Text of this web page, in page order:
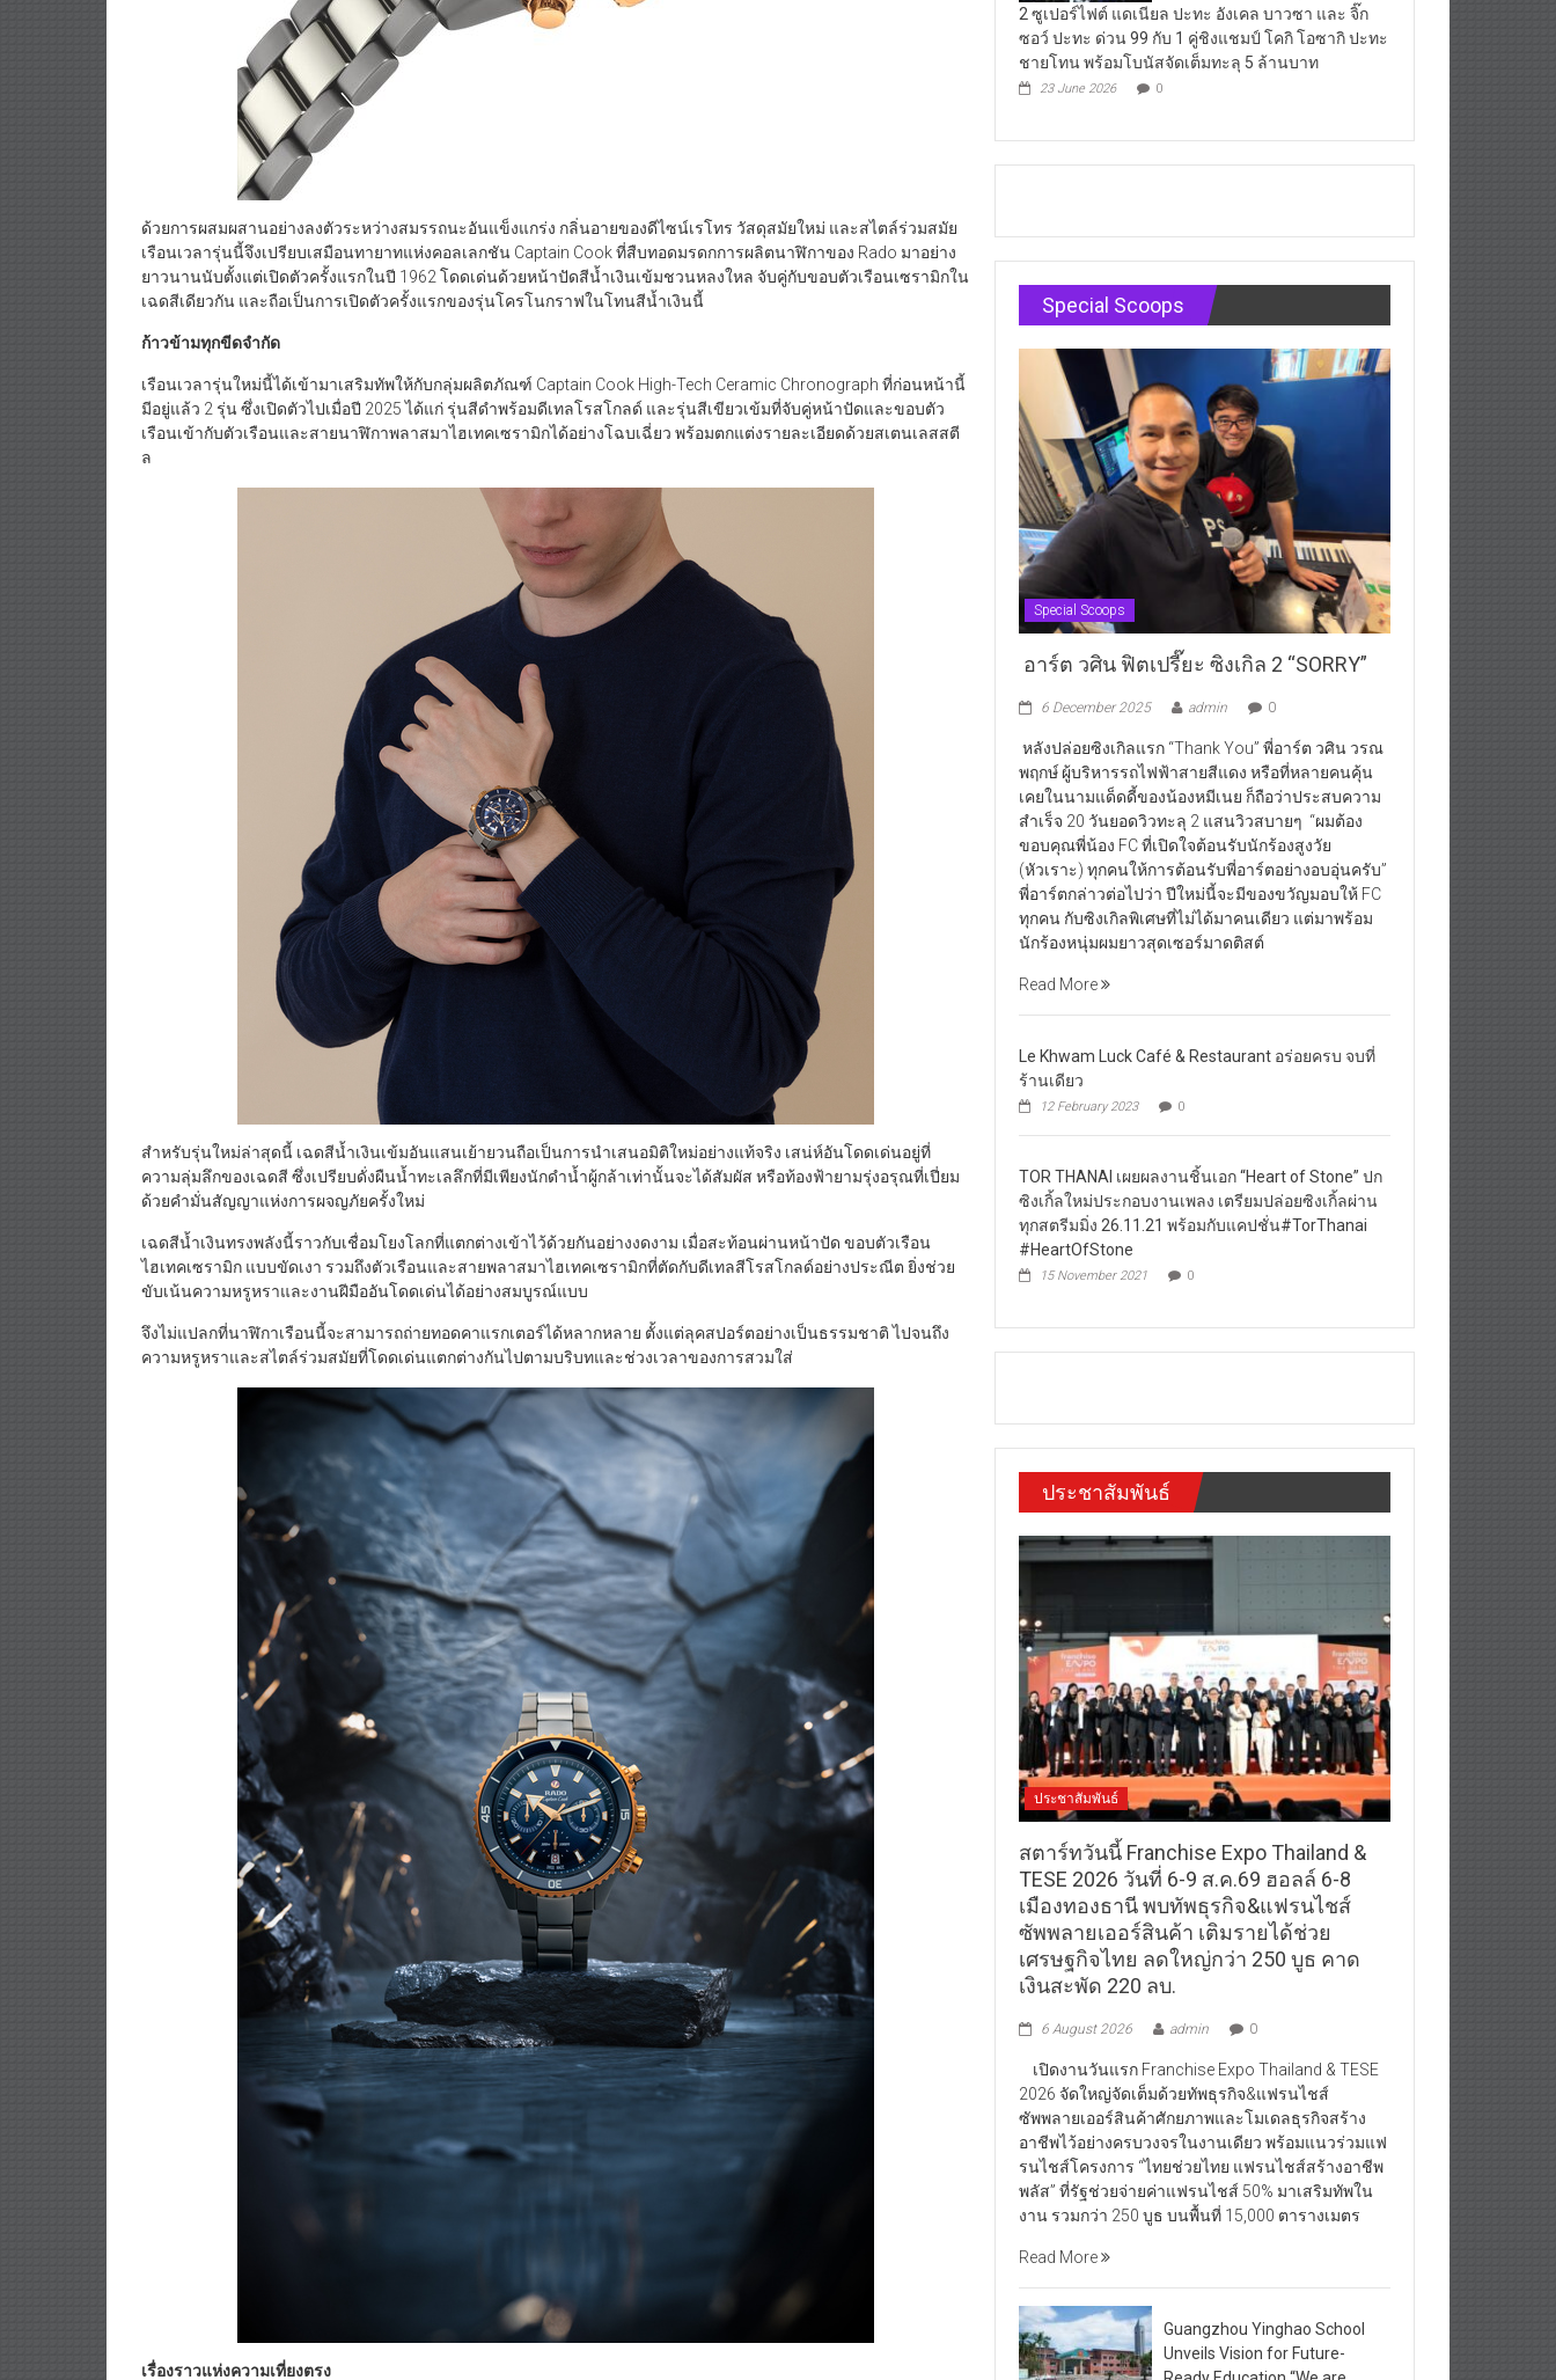
ด้วยการผสมผสานอย่างลงตัวระหว่างสมรรถนะอันแข็งแกร่ง กลิ่นอายของดีไซน์เรโทร วัสดุสมัยใหม่ และสไตล์ร่วมสมัย
เรือนเวลารุ่นนี้จึงเปรียบเสมือนทายาทแห่งคอลเลกชัน Captain Cook ที่สืบทอดมรดกการผลิตนาฬิกาของ Rado มาอย่าง
ยาวนานนับตั้งแต่เปิดตัวครั้งแรกในปี 1962 โดดเด่นด้วยหน้าปัดสีน้ำเงินเข้มชวนหลงใหล จับคู่กับขอบตัวเรือนเซรามิกใน
เฉดสีเดียวกัน และถือเป็นการเปิดตัวครั้งแรกของรุ่นโครโนกราฟในโทนสีน้ำเงินนี้
ก้าวข้ามทุกขีดจำกัด
เรือนเวลารุ่นใหม่นี้ได้เข้ามาเสริมทัพให้กับกลุ่มผลิตภัณฑ์ Captain Cook High-Tech Ceramic Chronograph ที่ก่อนหน้านี้
มีอยู่แล้ว 2 รุ่น ซึ่งเปิดตัวไปเมื่อปี 2025 ได้แก่ รุ่นสีดำพร้อมดีเทลโรสโกลด์ และรุ่นสีเขียวเข้มที่จับคู่หน้าปัดและขอบตัว
เรือนเข้ากับตัวเรือนและสายนาฬิกาพลาสมาไฮเทคเซรามิกได้อย่างโฉบเฉี่ยว พร้อมตกแต่งรายละเอียดด้วยสเตนเลสสตี
ล
สำหรับรุ่นใหม่ล่าสุดนี้ เฉดสีน้ำเงินเข้มอันแสนเย้ายวนถือเป็นการนำเสนอมิติใหม่อย่างแท้จริง เสน่ห์อันโดดเด่นอยู่ที่
ความลุ่มลึกของเฉดสี ซึ่งเปรียบดั่งผืนน้ำทะเลลึกที่มีเพียงนักดำน้ำผู้กล้าเท่านั้นจะได้สัมผัส หรือท้องฟ้ายามรุ่งอรุณที่เปี่ยม
ด้วยคำมั่นสัญญาแห่งการผจญภัยครั้งใหม่
เฉดสีน้ำเงินทรงพลังนี้ราวกับเชื่อมโยงโลกที่แตกต่างเข้าไว้ด้วยกันอย่างงดงาม เมื่อสะท้อนผ่านหน้าปัด ขอบตัวเรือน
ไฮเทคเซรามิก แบบขัดเงา รวมถึงตัวเรือนและสายพลาสมาไฮเทคเซรามิกที่ตัดกับดีเทลสีโรสโกลด์อย่างประณีต ยิ่งช่วย
ขับเน้นความหรูหราและงานฝีมืออันโดดเด่นได้อย่างสมบูรณ์แบบ
จึงไม่แปลกที่นาฬิกาเรือนนี้จะสามารถถ่ายทอดคาแรกเตอร์ได้หลากหลาย ตั้งแต่ลุคสปอร์ตอย่างเป็นธรรมชาติ ไปจนถึง
ความหรูหราและสไตล์ร่วมสมัยที่โดดเด่นแตกต่างกันไปตามบริบทและช่วงเวลาของการสวมใส่
เรื่องราวแห่งความเที่ยงตรง
2 ซูเปอร์ไฟต์ แดเนียล ปะทะ อังเคล บาวซา และ จิ๊ก
ซอว์ ปะทะ ด่วน 99 กับ 1 คู่ชิงแชมป์ โคกิ โอซากิ ปะทะ
ชายโทน พร้อมโบนัสจัดเต็มทะลุ 5 ล้านบาท
23 June 2026 0
Special Scoops
Special Scoops
อาร์ต วศิน ฟิตเปรี๊ยะ ซิงเกิล 2 “SORRY”
6 December 2025 admin 0
หลังปล่อยซิงเกิลแรก “Thank You” พี่อาร์ต วศิน วรณ
พฤกษ์ ผู้บริหารรถไฟฟ้าสายสีแดง หรือที่หลายคนคุ้น
เคยในนามแด็ดดี้ของน้องหมีเนย ก็ถือว่าประสบความ
สำเร็จ 20 วันยอดวิวทะลุ 2 แสนวิวสบายๆ “ผมต้อง
ขอบคุณพี่น้อง FC ที่เปิดใจต้อนรับนักร้องสูงวัย
(หัวเราะ) ทุกคนให้การต้อนรับพี่อาร์ตอย่างอบอุ่นครับ”
พี่อาร์ตกล่าวต่อไปว่า ปีใหม่นี้จะมีของขวัญมอบให้ FC
ทุกคน กับซิงเกิลพิเศษที่ไม่ได้มาคนเดียว แต่มาพร้อม
นักร้องหนุ่มผมยาวสุดเซอร์มาดติสต์
Read More
Le Khwam Luck Café & Restaurant อร่อยครบ จบที่
ร้านเดียว
12 February 2023 0
TOR THANAI เผยผลงานชิ้นเอก “Heart of Stone” ปก
ซิงเกิ้ลใหม่ประกอบงานเพลง เตรียมปล่อยซิงเกิ้ลผ่าน
ทุกสตรีมมิ่ง 26.11.21 พร้อมกับแคปชั่น#TorThanai
#HeartOfStone
15 November 2021 0
ประชาสัมพันธ์
ประชาสัมพันธ์
สตาร์ทวันนี้ Franchise Expo Thailand &
TESE 2026 วันที่ 6-9 ส.ค.69 ฮอลล์ 6-8
เมืองทองธานี พบทัพธุรกิจ&แฟรนไชส์
ซัพพลายเออร์สินค้า เติมรายได้ช่วย
เศรษฐกิจไทย ลดใหญ่กว่า 250 บูธ คาด
เงินสะพัด 220 ลบ.
6 August 2026 admin 0
เปิดงานวันแรก Franchise Expo Thailand & TESE
2026 จัดใหญ่จัดเต็มด้วยทัพธุรกิจ&แฟรนไชส์
ซัพพลายเออร์สินค้าศักยภาพและโมเดลธุรกิจสร้าง
อาชีพไว้อย่างครบวงจรในงานเดียว พร้อมแนวร่วมแฟ
รนไชส์โครงการ “ไทยช่วยไทย แฟรนไชส์สร้างอาชีพ
พลัส” ที่รัฐช่วยจ่ายค่าแฟรนไชส์ 50% มาเสริมทัพใน
งาน รวมกว่า 250 บูธ บนพื้นที่ 15,000 ตารางเมตร
Read More
Guangzhou Yinghao School
Unveils Vision for Future-